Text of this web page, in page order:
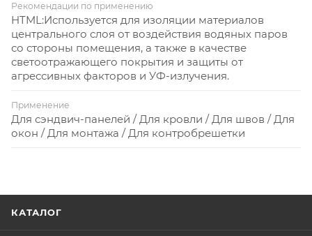
Рекомендации по применению
HTML:Используется для изоляции материалов
центрального слоя от воздействия водяных паров
со стороны помещения, а также в качестве
светоотражающего покрытия и защиты от
агрессивных факторов и УФ-излучения.
Применение
Для сэндвич-панелей / Для кровли / Для швов / Для
окон / Для монтажа / Для контробрешетки
КАТАЛОГ